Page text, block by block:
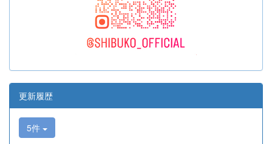
更新履歴
5件